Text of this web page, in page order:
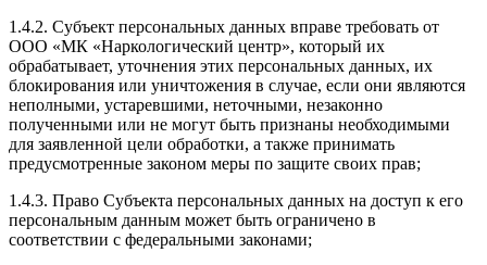
1.4.2. Субъект персональных данных вправе требовать от
ООО «МК «Наркологический центр», который их
обрабатывает, уточнения этих персональных данных, их
блокирования или уничтожения в случае, если они являются
неполными, устаревшими, неточными, незаконно
полученными или не могут быть признаны необходимыми
для заявленной цели обработки, а также принимать
предусмотренные законом меры по защите своих прав;
1.4.3. Право Субъекта персональных данных на доступ к его
персональным данным может быть ограничено в
соответствии с федеральными законами;